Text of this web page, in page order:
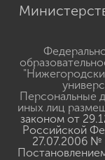
Персональные
иных лиц
законом от
Российской
27.07.2006 №